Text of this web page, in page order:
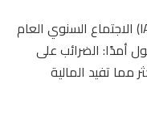
استخدم اتحاد النقل الجوي الدولي (IATA) الاجتماع السنوي العام
أمدًا: الضرائب على
مما تفيد المالية